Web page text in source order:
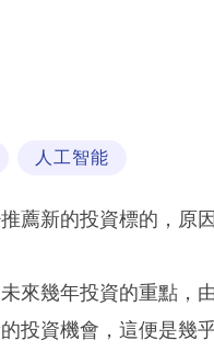
人工智能
薦新的投資標的，原
來幾年投資的重點，
投資機會，這便是幾